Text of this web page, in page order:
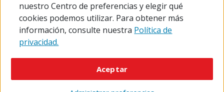
Mobile Apps
nuestro Centro de preferencias y elegir qué
cookies podemos utilizar. Para obtener más
información, consulte nuestra Política de
privacidad.
Aceptar